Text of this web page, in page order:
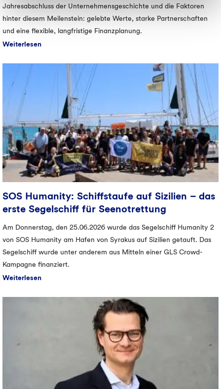
Fall werden nur die notwendigen Cookies und ggf. weitere
von Ihnen zusätzlich angeklickte Cookies bzw. Cookie-
Typen verwendet). Weitere Informationen zum
Datenschutzhinweisen.
Egal wofür Sie sich entscheiden, wir freuen uns auf Sie!
Jahresabschluss der Unternehmensgeschichte und die Faktoren
hinter diesem Meilenstein: gelebte Werte, starke Partnerschaften
und eine flexible, langfristige Finanzplanung.
Weiterlesen
SOS Humanity: Schiffstaufe auf Sizilien – das
erste Segelschiff für Seenotrettung
Am Donnerstag, den 25.06.2026 wurde das Segelschiff Humanity 2
von SOS Humanity am Hafen von Syrakus auf Sizilien getauft. Das
Segelschiff wurde unter anderem aus Mitteln einer GLS Crowd-
Kampagne finanziert.
Weiterlesen